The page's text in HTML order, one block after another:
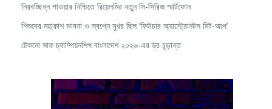
নিরবচ্ছিন্ন পাওয়ার নিশ্চিতে রিয়েলমির নতুন সি-সিরিজ স্মার্টফোন
শিশুদের মহাকাশ ভাবনা ও স্বপ্নে মুখর ছিল ‘ফিউচার অ্যাস্ট্রোনটস মিট-আপ’
টেকনো সাফ চ্যাম্পিয়নশিপ বাংলাদেশ ২০২৬-এর ড্র চূড়ান্ত